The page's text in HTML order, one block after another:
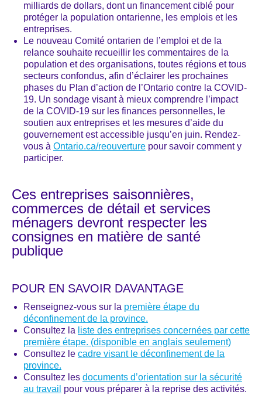
milliards de dollars, dont un financement ciblé pour
protéger la population ontarienne, les emplois et les
entreprises.
Le nouveau Comité ontarien de l’emploi et de la
relance souhaite recueillir les commentaires de la
population et des organisations, toutes régions et tous
secteurs confondus, afin d’éclairer les prochaines
phases du Plan d’action de l’Ontario contre la COVID-
19. Un sondage visant à mieux comprendre l’impact
de la COVID-19 sur les finances personnelles, le
soutien aux entreprises et les mesures d’aide du
gouvernement est accessible jusqu’en juin. Rendez-
vous à Ontario.ca/reouverture pour savoir comment y
participer.
Ces entreprises saisonnières,
commerces de détail et services
ménagers devront respecter les
consignes en matière de santé
publique
POUR EN SAVOIR DAVANTAGE
Renseignez-vous sur la première étape du
déconfinement de la province.
Consultez la liste des entreprises concernées par cette
première étape. (disponible en anglais seulement)
Consultez le cadre visant le déconfinement de la
province.
Consultez les documents d’orientation sur la sécurité
au travail pour vous préparer à la reprise des activités.